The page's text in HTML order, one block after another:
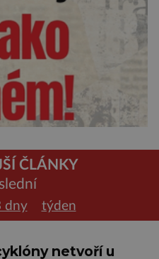
ČLÁNKY
dny týden
netvoří u